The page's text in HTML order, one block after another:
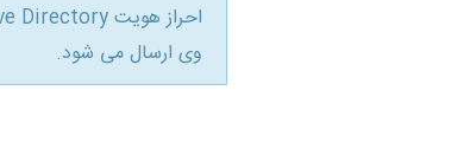
وی ارسال می شود.